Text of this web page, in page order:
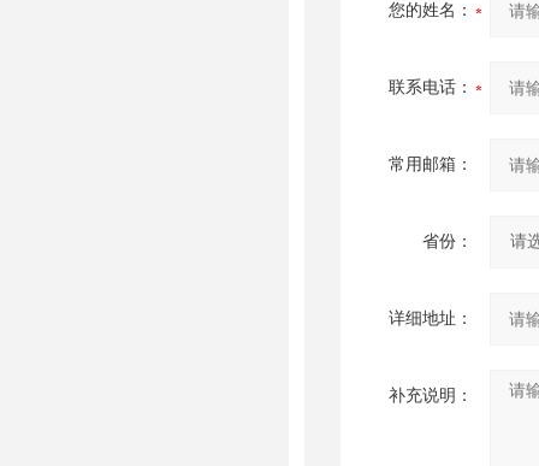
您的姓名：
联系电话：
常用邮箱：
省份：
详细地址：
补充说明：